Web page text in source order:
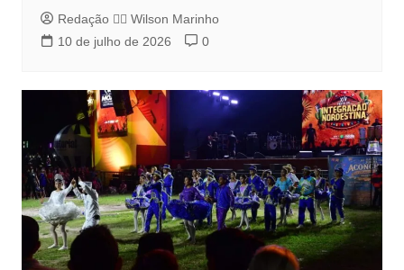
Redação 👨‍⚖️​ Wilson Marinho
10 de julho de 2026
0